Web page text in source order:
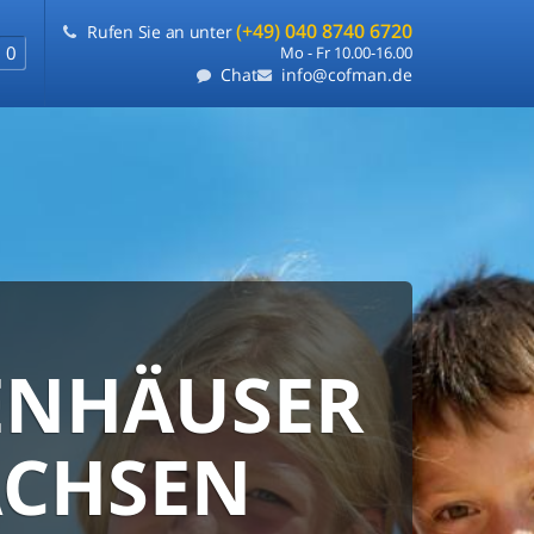
0
Rufen Sie an unter(+49) 040 8740 6720
Mo - Fr 10.00-16.00
Chat info@cofman.de
auf einer Seite
UND